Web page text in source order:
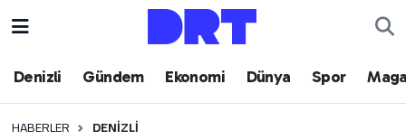
Denizli Gündem Ekonomi Dünya Spor
HABERLER DENIZLI
Denizli
Hava Durumu
Trafik Durumu